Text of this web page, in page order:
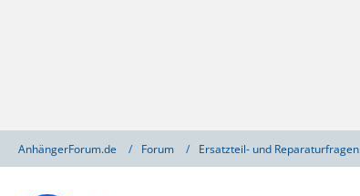
AnhängerForum.de Forum Ersatzteil- und